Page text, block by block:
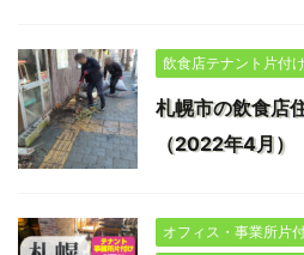
飲食店テナント片付け
札幌市の飲食店
（2022年4月）
オフィス・事業所片